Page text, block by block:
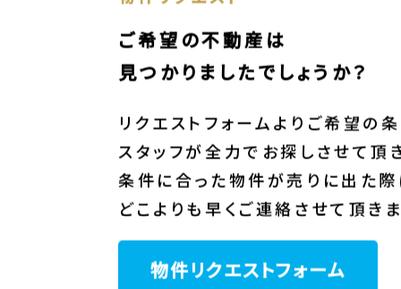
REQUEST
物件リクエスト
見つかりましたでしょうか？
リクエストフォームよりご希望の
スタッフが全力でお探しさせて頂
どこよりも早くご連絡させて頂き